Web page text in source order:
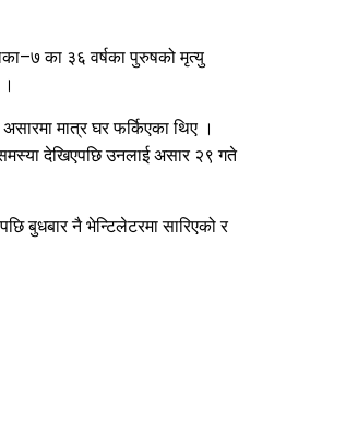
का ३६ वर्षका पुरुषको मृत्यु
मात्र घर फर्किएका थिए ।
देखिएपछि उनलाई असार २९ गते
बुधबार नै भेन्टिलेटरमा सारिएको र